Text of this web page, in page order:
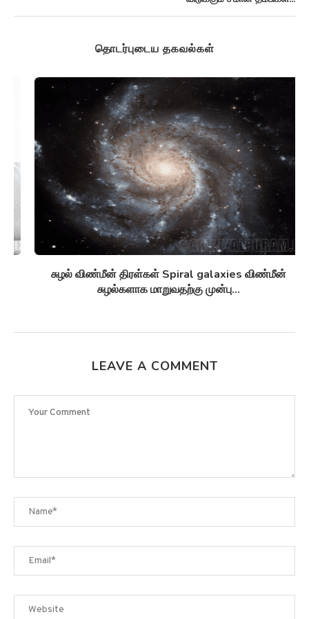
தொடர்புடைய தகவல்கள்
சுழல் விண்மீன் திரள்கள் Spiral galaxies விண்மீன்
சுழல்களாக மாறுவதற்கு முன்பு...